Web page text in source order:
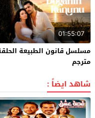
01:55:07
مترجم
شاهد ايضاً :